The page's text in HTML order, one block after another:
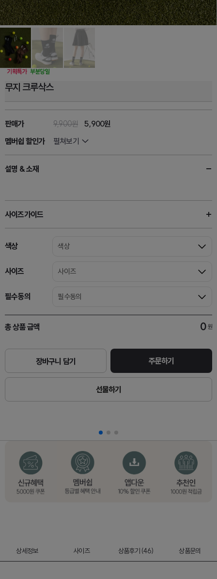
무지 크루삭스
판매가 9,900원
5,900원
멤버쉽 할인가
펼쳐보기
설명 & 소재
사이즈가이드
색상 색상
사이즈 사이즈
필수동의 필수동의
총 상품 금액 0 원
장바구니 담기 주문하기
선물하기
상세정보 사이즈 상품후기 (46) 상품문의